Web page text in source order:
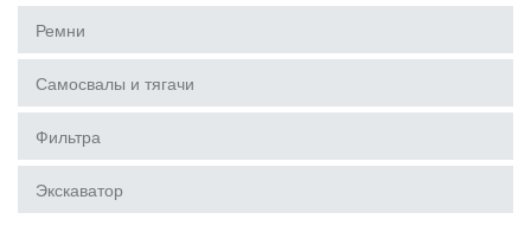
Ремни
Самосвалы и тягачи
Фильтра
Экскаватор